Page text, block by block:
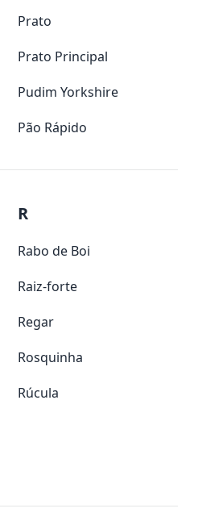
Prato
Prato Principal
Pudim Yorkshire
Pão Rápido
R
Rabo de Boi
Raiz-forte
Regar
Rosquinha
Rúcula